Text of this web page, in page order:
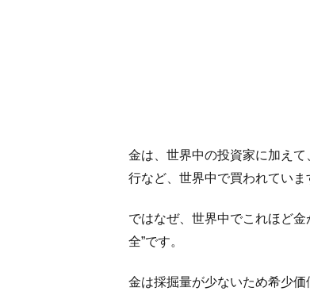
用品
とし
価値
1.3
から
金は、世界中の投資家に加え
行など、世界中で買われていま
ではなぜ、世界中でこれほど
全”です。
金は採掘量が少ないため希少価